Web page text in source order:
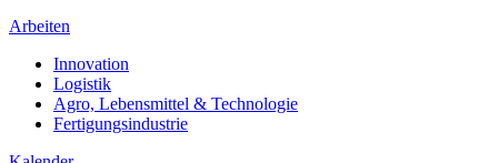
Arbeiten
Innovation
Logistik
Agro, Lebensmittel & Technologie
Fertigungsindustrie